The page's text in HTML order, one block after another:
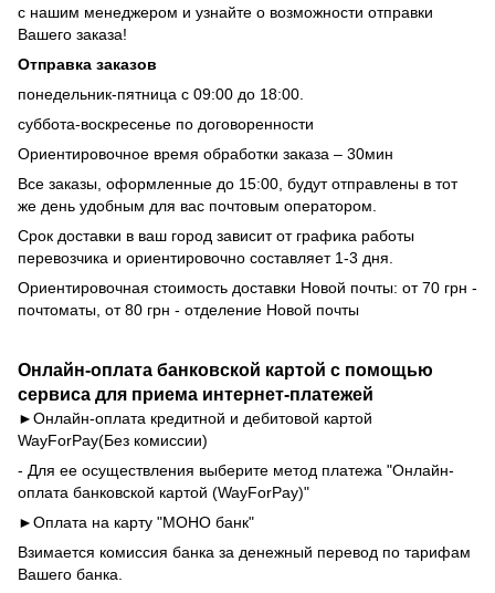
с нашим менеджером и узнайте о возможности отправки
Вашего заказа!
Отправка заказов
понедельник-пятница с 09:00 до 18:00.
суббота-воскресенье по договоренности
Ориентировочное время обработки заказа – 30мин
Все заказы, оформленные до 15:00, будут отправлены в тот
же день удобным для вас почтовым оператором.
Срок доставки в ваш город зависит от графика работы
перевозчика и ориентировочно составляет 1-3 дня.
Ориентировочная стоимость доставки Новой почты: от 70 грн -
почтоматы, от 80 грн - отделение Новой почты
Онлайн-оплата банковской картой с помощью
сервиса для приема интернет-платежей
►Онлайн-оплата кредитной и дебитовой картой
WayForPay(Без комиссии)
- Для ее осуществления выберите метод платежа "Онлайн-
оплата банковской картой (WayForPay)"
►Оплата на карту "МОНО банк"
Взимается комиссия банка за денежный перевод по тарифам
Вашего банка.